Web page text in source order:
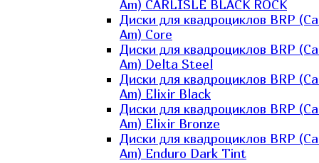
Am) CARLISLE BLACK ROCK
Диски для квадроциклов BRP
Am) Core
Диски для квадроциклов BRP
Am) Delta Steel
Диски для квадроциклов BRP
Am) Elixir Black
Диски для квадроциклов BRP
Am) Elixir Bronze
Диски для квадроциклов BRP
Am) Enduro Dark Tint